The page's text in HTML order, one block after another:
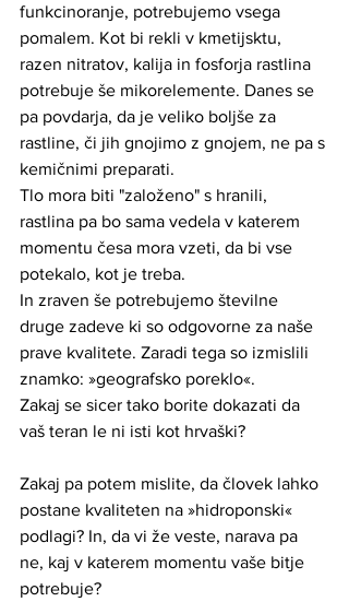
funkcinoranje, potrebujemo vsega
pomalem. Kot bi rekli v kmetijsktu,
razen nitratov, kalija in fosforja rastlina
potrebuje še mikorelemente. Danes se
pa povdarja, da je veliko boljše za
rastline, či jih gnojimo z gnojem, ne pa s
kemičnimi preparati.
Tlo mora biti "založeno" s hranili,
rastlina pa bo sama vedela v katerem
momentu česa mora vzeti, da bi vse
potekalo, kot je treba.
In zraven še potrebujemo številne
druge zadeve ki so odgovorne za naše
prave kvalitete. Zaradi tega so izmislili
znamko: »geografsko poreklo«.
Zakaj se sicer tako borite dokazati da
vaš teran le ni isti kot hrvaški?
Zakaj pa potem mislite, da človek lahko
postane kvaliteten na »hidroponski«
podlagi? In, da vi že veste, narava pa
ne, kaj v katerem momentu vaše bitje
potrebuje?